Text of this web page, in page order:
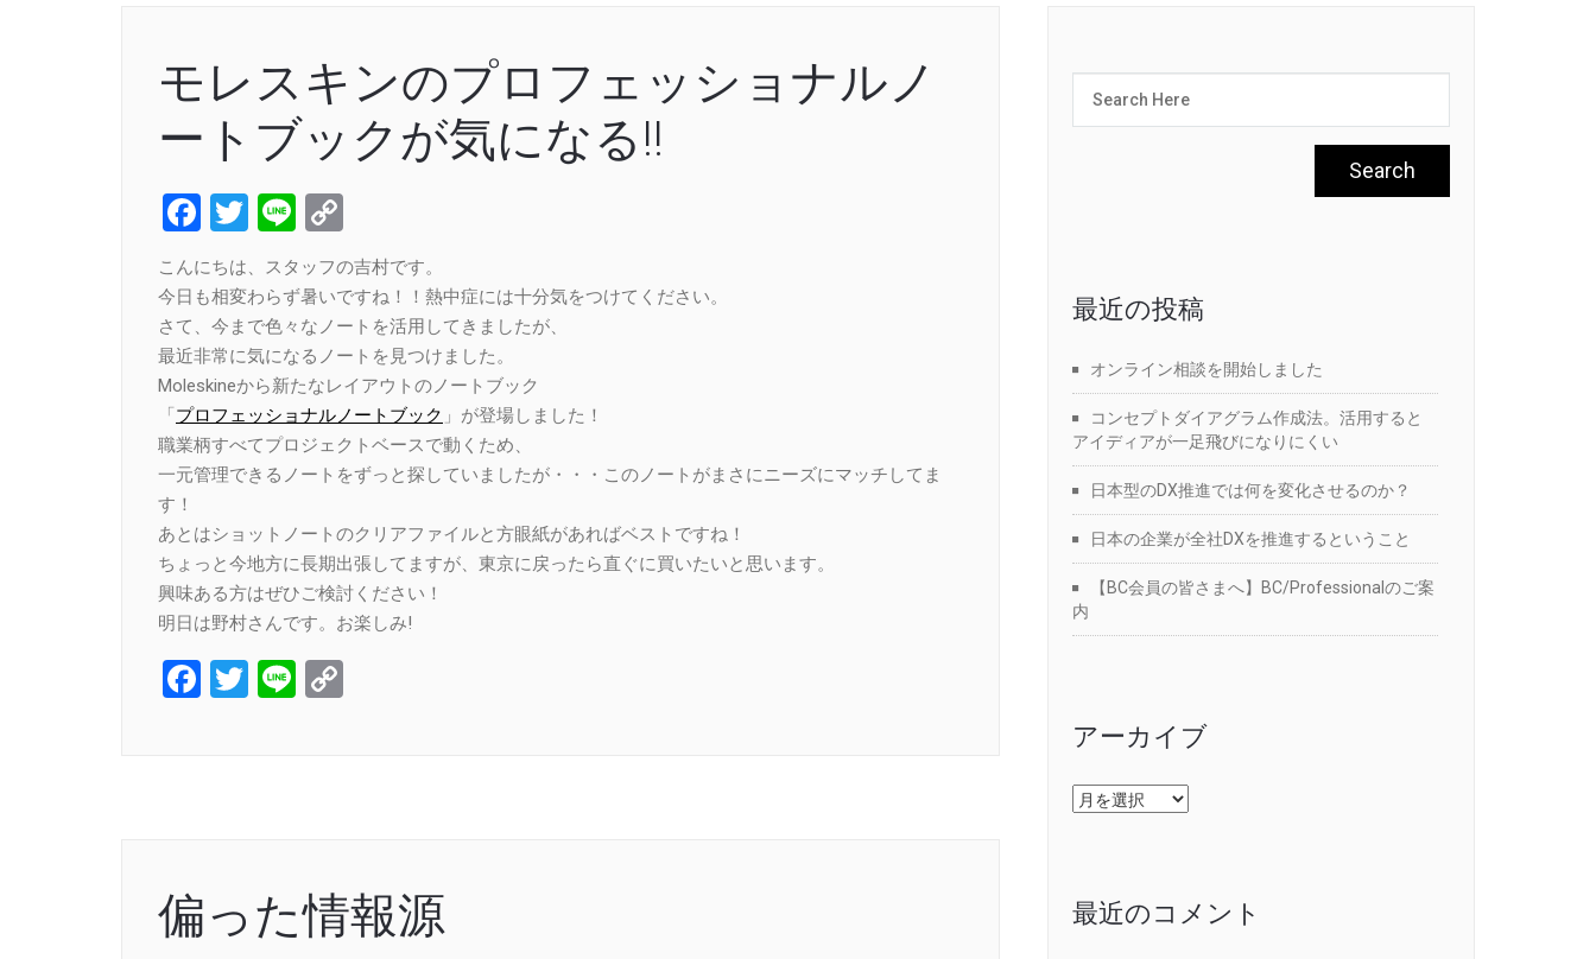
モレスキンのプロフェッショナルノ
ートブックが気になる!!
Facebook
Twitter
Line
Link
こんにちは、スタッフの吉村です。
今日も相変わらず暑いですね！！熱中症には十分気をつけてください。
さて、今まで色々なノートを活用してきましたが、
最近非常に気になるノートを見つけました。
Moleskineから新たなレイアウトのノートブック
「 プロフェッショナルノートブック 」が登場しました！
職業柄すべてプロジェクトベースで動くため、
一元管理できるノートをずっと探していましたが・・・このノートがまさにニーズにマッチしてま
す！
あとはショットノートのクリアファイルと方眼紙があればベストですね！
ちょっと今地方に長期出張してますが、東京に戻ったら直ぐに買いたいと思います。
興味ある方はぜひご検討ください！
明日は野村さんです。お楽しみ!
Facebook
Twitter
Line
偏った情報源
最近の投稿
オンライン相談を開始しました
コンセプトダイアグラム作成法。活用すると
アイディアが一足飛びになりにくい
日本型のDX推進では何を変化させるのか？
日本の企業が全社DXを推進するということ
【BC会員の皆さまへ】BC/Professionalのご案
内
アーカイブ
ア
ー
最近のコメント